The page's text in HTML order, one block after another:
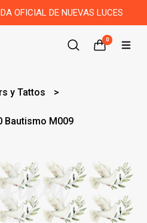
OFICIAL DE NUEVAS LUCES
0
y Tattos
Bautismo M009